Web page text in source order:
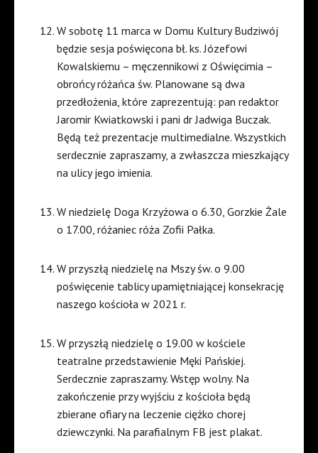
W sobotę 11 marca w Domu Kultury Budziwój
będzie sesja poświęcona bł. ks. Józefowi
Kowalskiemu – męczennikowi z Oświęcimia –
obrońcy różańca św. Planowane są dwa
przedłożenia, które zaprezentują: pan redaktor
Jaromir Kwiatkowski i pani dr Jadwiga Buczak.
Będą też prezentacje multimedialne. Wszystkich
serdecznie zapraszamy, a zwłaszcza mieszkający
na ulicy jego imienia.
W niedzielę Doga Krzyżowa o 6.30, Gorzkie Żale
o 17.00, różaniec róża Zofii Pałka.
W przyszłą niedzielę na Mszy św. o 9.00
poświęcenie tablicy upamiętniającej konsekrację
naszego kościoła w 2021 r.
W przyszłą niedzielę o 19.00 w kościele
teatralne przedstawienie Męki Pańskiej.
Serdecznie zapraszamy. Wstęp wolny. Na
zakończenie przy wyjściu z kościoła będą
zbierane ofiary na leczenie ciężko chorej
dziewczynki. Na parafialnym FB jest plakat.